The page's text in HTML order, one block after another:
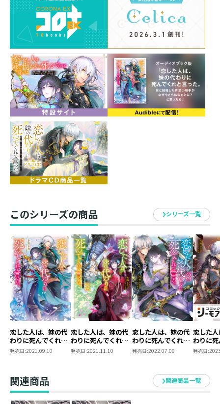
義理の妹の身代わりに異界の番人となったウィステリア
は動揺していた。
師弟関係を結んだ青年ロイドとの共同生活には全く慣れ
ない。
しかも、ウィステリアの相棒の聖剣【サルティス】を奪
おうとする彼は、初恋の人と義妹の間に生まれた息子。
この師弟関係はあくまで一時的なものなのに……共に過
ごすほどに弟子以上の大切な想いが大きくなる。
いずれ来る別れの予感に苦しむ彼女に、ロイドは禁断の
疑問を投げかける。
「あなたは、かつて誰かに恋をしていたのか？」
出会うはずのなかった師弟が予想外の急接近！
孤独な非戦闘系元令嬢×天才肌の傲慢系貴公子の師弟恋
愛ファンタジー第２巻！
書き下ろし番外編３本収録！
永野水貴(Mizuki Nagano)
とりあえず二巻までは読んでほしいという気持ちの二巻
目です。
一巻目があってこそ書けるもの、書きたいもの、大好き
なものを詰め込みました。
とよた瑣織先生の素晴らしいイラストと一緒に楽しんで
いただけたら嬉しいです！
イラスト：とよた瑣織（Saori Toyota）
今回も挿絵を担当させていただきました。
ウィスの秘めたる思いが分かってきて、うるっときた
り、
戦闘シーンでかっこいいウィスが見られたりと
このシリーズの商品 シリーズ一覧
恋した人は、妹の代
わりに死んでくれと
言った。―妹と結婚
発売日:2021.09.10
恋した人は、妹の代
わりに死んでくれと
言った。2―妹と結
発売日:2021.11.10
恋した人は、妹の代
わりに死んでくれと
言った。3―妹と結
に？と思ったら―
発売日:2022.07.09
恋した
わりに
言った
に？と
―【シー
き下ろ
発売日:
関連商品 関連商品一覧